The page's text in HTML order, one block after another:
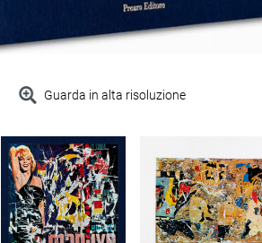
Guarda in alta risoluzione